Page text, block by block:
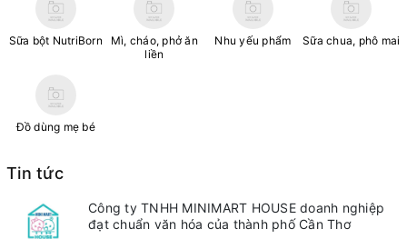
Sữa bột NutriBorn
Mì, cháo, phở ăn
liền
Nhu yếu phẩm Sữa chua, phô mai
Đồ dùng mẹ bé
Tin tức
Công ty TNHH MINIMART HOUSE doanh nghiệp
đạt chuẩn văn hóa của thành phố Cần Thơ